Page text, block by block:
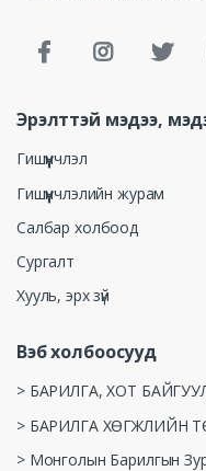
Эрэлттэй мэдээ,
Гишүүнчлэл
Гишүүнчлэлийн журам
Салбар холбоод
Сургалт
Хууль, эрх зүй
Вэб холбоосууд
> БАРИЛГА, ХОТ
> БАРИЛГА ХӨГЖЛИЙН
> Монголын Барилгын